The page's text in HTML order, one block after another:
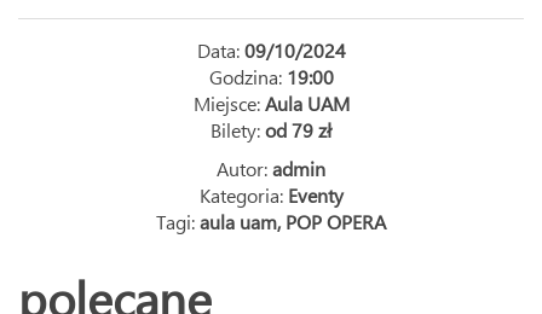
Data:09/10/2024
Godzina: 19:00
Miejsce:Aula UAM
Bilety:od 79 zł
Autor:admin
Kategoria: Eventy
Tagi:aula uam, POP OPERA
polecane